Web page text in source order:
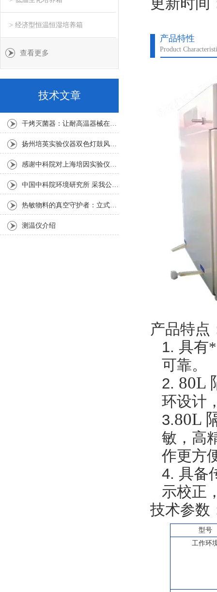
产品特性
Product
产品特点
1. 具有
可靠。
2. 80L
环设计
3.80L
敏，高
作更方
4. 具备
示校正
技术参数
型号
工作环
> 经济型恒温恒湿培养箱
查看更多
技术文章
干烤灭菌器：让耐高温器械在无水高温中重获无菌新生
扬州培英实验仪器双色灯鼓风干燥箱
感谢中科院对上海培因实验仪器的认可
中国中科院环境研究所 采我公司仪器300L人工气候箱 实验效果获高度评价
热敏物料的真空守护者：立式真空干燥箱选购指南
测温仪介绍